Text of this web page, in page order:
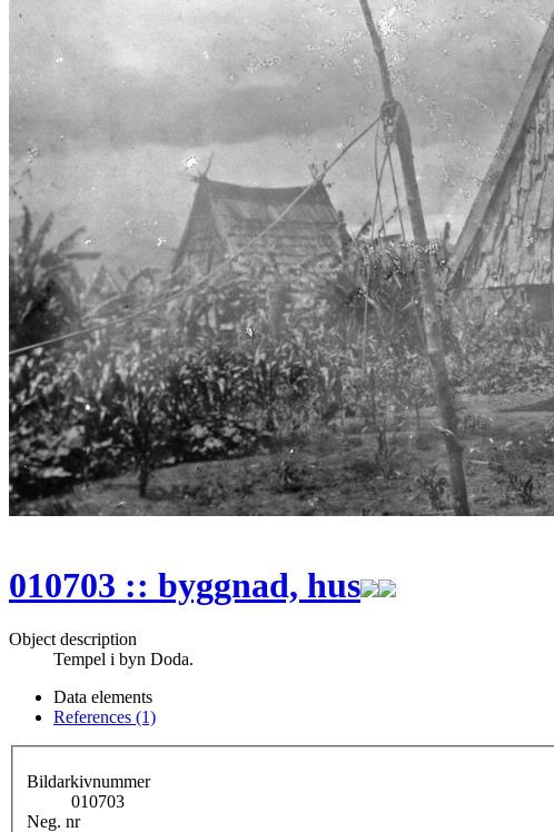
010703 :: byggnad, hus
Object description
Tempel i byn Doda.
Data elements
References (1)
Bildarkivnummer
010703
Neg. nr